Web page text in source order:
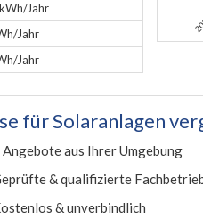
Jahr
Jahr
Jahr
fürSolaranlagen
Angebote aus Ihrer Umgebung
& qualifizierte
& unverbindlich